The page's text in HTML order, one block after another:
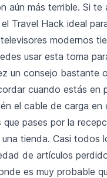
aún más terrible. Si te
Travel Hack ideal
modernos
usar esta toma
un consejo bastante
cuando estás en
el cable de carga en
que pases por la
tienda. Casi todos
de artículos
es muy probable